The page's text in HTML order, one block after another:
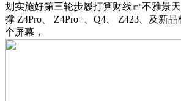
划实施好第三轮步履打算财线㎡不雅景
撑 Z4Pro、 Z4Pro+、Q4、 Z423、及新
个屏幕，